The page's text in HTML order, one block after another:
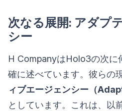
次なる展開: アダプ
シー
H CompanyはHolo3の次に
確に述べています。彼らの
ィブエージェンシー（
としています。これは、以